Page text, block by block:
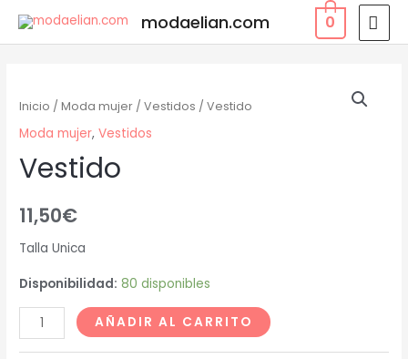
modaelian.com 0
Inicio /Moda mujer /Vestidos / Vestido
Moda mujer,Vestidos
Vestido
11,50€
Talla Unica
Disponibilidad: 80 disponibles
AÑADIR AL CARRITO